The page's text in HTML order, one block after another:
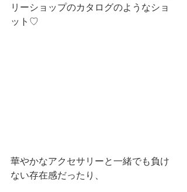
リーショップのカタログのようなショ
ット♡
華やかなアクセサリーと一緒でも負け
ない存在感だったり、